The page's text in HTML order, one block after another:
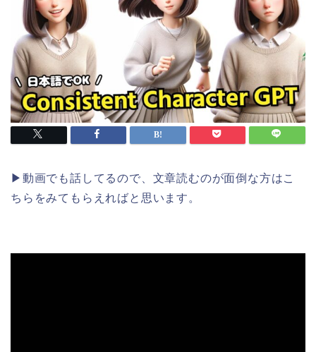
▶︎動画でも話してるので、文章読むのが面倒な方はこ
ちらをみてもらえればと思います。